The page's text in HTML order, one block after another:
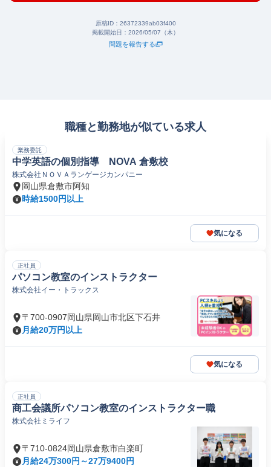
原稿ID： 26372339ab03f400
掲載開始日： 2026/05/07（木）
問題を報告する
職種と勤務地が似ている求人
業務委託
中学英語の個別指導 NOVA 倉敷校
株式会社ＮＯＶＡランゲージカンパニー
岡山県倉敷市阿知
時給1500円以上
気になる
正社員
パソコン教室のインストラクター
株式会社イー・トラックス
〒700-0907岡山県岡山市北区下石井
月給20万円以上
気になる
正社員
商工会議所パソコン教室のインストラクター職
株式会社ミライフ
〒710-0824岡山県倉敷市白楽町
月給24万300円～27万9400円